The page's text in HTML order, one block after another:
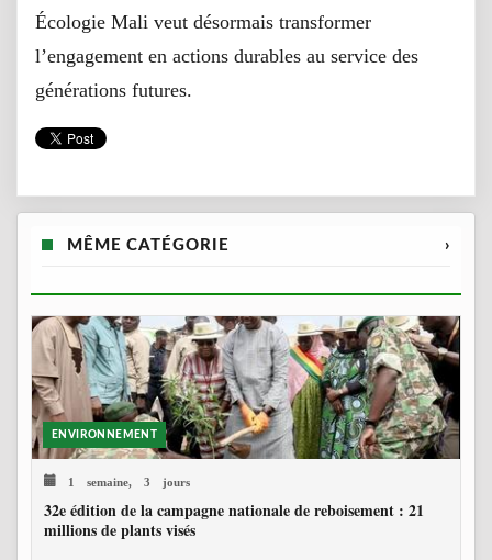
Écologie Mali veut désormais transformer
l’engagement en actions durables au service des
générations futures.
MÊME CATÉGORIE ›
ENVIRONNEMENT
1 semaine, 3 jours
32e édition de la campagne nationale de reboisement : 21
millions de plants visés